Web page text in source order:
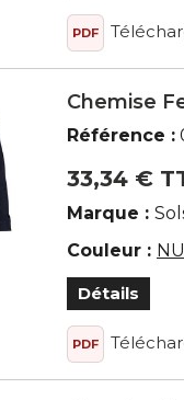
PDF
Chemise
Référence :
33,34 €
Marque :
Couleur :
Détails
PDF